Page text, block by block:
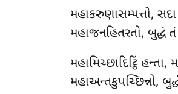
મહાકરુણાસમ્પત્તો, સદા
મહાજનહિતરતો, બુદ્ધં
મહામિચ્છાદિટ્ઠિં હન્તા,
મહાઅન્તકુપચ્છિન્નો,